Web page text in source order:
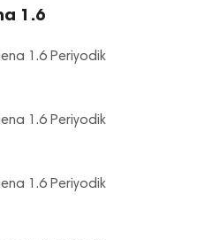
1.6
1.6 Periyodik
1.6 Periyodik
1.6 Periyodik